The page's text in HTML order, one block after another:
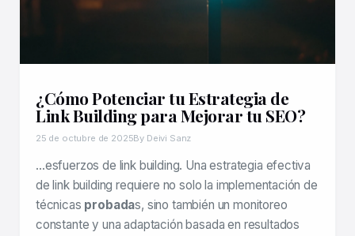
¿Cómo Potenciar tu Estrategia de
Link Building para Mejorar tu SEO?
25 de octubre de 2025By Deivi Sanz
…esfuerzos de link building. Una estrategia efectiva
de link building requiere no solo la implementación de
técnicas probadas, sino también un monitoreo
constante y una adaptación basada en resultados